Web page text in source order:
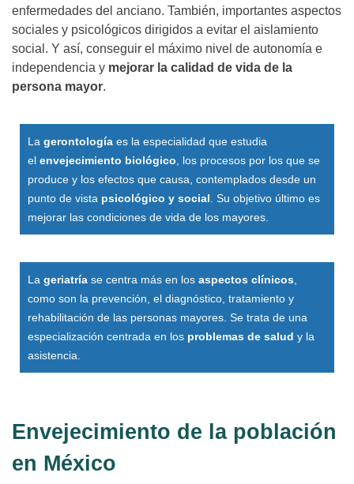
enfermedades del anciano. También, importantes aspectos
sociales y psicológicos dirigidos a evitar el aislamiento
social. Y así, conseguir el máximo nivel de autonomía e
independencia y mejorar la calidad de vida de la
persona mayor.
La gerontología es la especialidad que estudia
el envejecimiento biológico , los procesos por los que se
produce y los efectos que causa, contemplados desde un
punto de vista psicológico y social . Su objetivo último es
mejorar las condiciones de vida de los mayores.
La geriatría se centra más en los aspectos clínicos
como son la prevención, el diagnóstico, tratamiento y
rehabilitación de las personas mayores. Se trata de una
especialización centrada en los problemas de salud y la
asistencia.
Envejecimiento de la población
en México